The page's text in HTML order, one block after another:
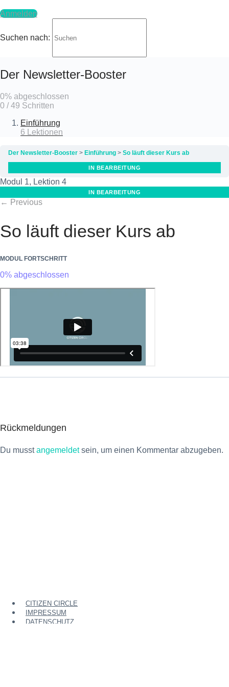
Anmelden
Suchen nach:
Der Newsletter-Booster
0% abgeschlossen
0 / 49 Schritten
Einführung
6 Lektionen
Der Newsletter-Booster Einführung So läuft dieser Kurs ab
IN BEARBEITUNG
Modul 1, Lektion 4
IN BEARBEITUNG
← Previous
So läuft dieser Kurs ab
MODUL FORTSCHRITT
0% abgeschlossen
Rückmeldungen
Du musstangemeldetsein, um einen Kommentar abzugeben.
CITIZEN CIRCLE
IMPRESSUM
DATENSCHUTZ